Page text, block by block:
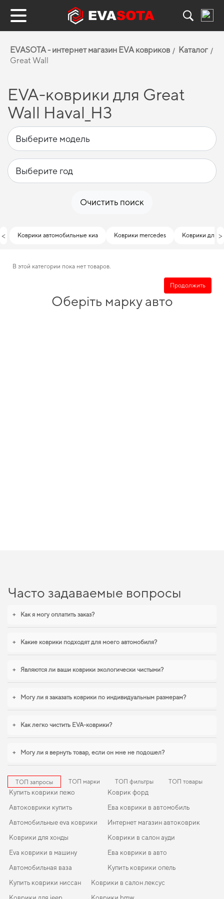
EVASOTA - интернет магазин EVA ковриков
Каталог
Great Wall
EVA-коврики для Great
Wall Haval_H3
Очистить поиск
< Коврики автомобильные киа Коврики mercedes Коврики для>
В этой категории пока нет товаров.
Продолжить
Часто задаваемые вопросы
+ Как я могу оплатить заказ?
+ Какие коврики подходят для моего автомобиля?
+ Являются ли ваши коврики экологически чистыми?
+ Могу ли я заказать коврики по индивидуальным размерам?
+ Как легко чистить EVA-коврики?
+ Могу ли я вернуть товар, если он мне не подошел?
ТОП запросы ТОП марки ТОП фильтры ТОП товары
Купить коврики пежо
Автоковрики купить
Автомобильные eva коврики
Коврики для хонды
Eva коврики в машину
Автомобильная ваза
Коврик форд
Ева коврики в автомобиль
Интернет магазин автоковрик
Коврики в салон ауди
Ева коврики в авто
Купить коврики опель
Купить коврики ниссан
Коврики в салон лексус